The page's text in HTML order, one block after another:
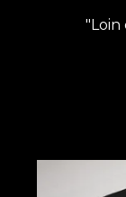
"Loin